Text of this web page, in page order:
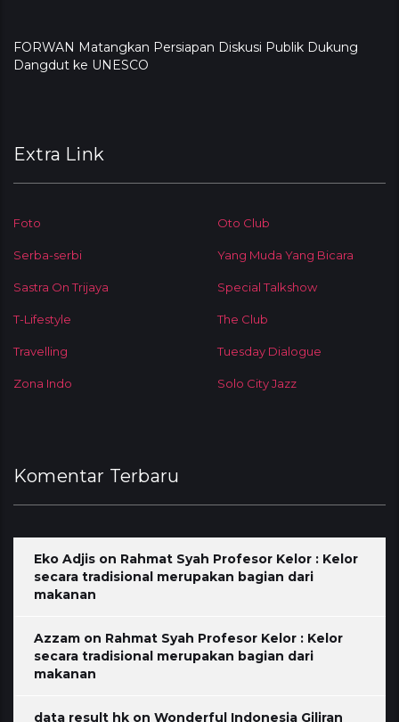
FORWAN Matangkan Persiapan Diskusi Publik Dukung
Dangdut ke UNESCO
Extra Link
Foto Oto Club
Serba-serbi Yang Muda Yang Bicara
Sastra On Trijaya Special Talkshow
T-Lifestyle The Club
Travelling Tuesday Dialogue
Zona Indo Solo City Jazz
Komentar Terbaru
Eko Adjis on Rahmat Syah Profesor Kelor : Kelor
secara tradisional merupakan bagian dari
makanan
Azzam on Rahmat Syah Profesor Kelor : Kelor
secara tradisional merupakan bagian dari
makanan
data result hk on Wonderful Indonesia Giliran